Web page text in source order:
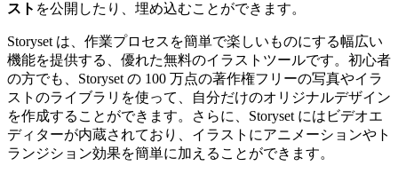
スト を公開したり、埋め込むことができます。
Storyset は、作業プロセスを簡単で楽しいものにする幅広い
機能を提供する、優れた無料のイラストツールです。初心者
の方でも、Storyset の 100 万点の著作権フリーの写真やイラ
ストのライブラリを使って、自分だけのオリジナルデザイン
を作成することができます。さらに、Storyset にはビデオエ
ディターが内蔵されており、イラストにアニメーションやト
ランジション効果を簡単に加えることができます。